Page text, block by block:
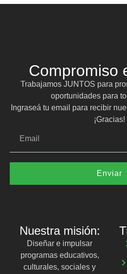
Compromiso
Trabajamos JUNTOS para
oportunidades para
Ingraseá tu email para recibir
¡Gracias!
Enviar
Nuestra misión:
Diseñar e impulsar
programas educativos,
culturales, sociales y